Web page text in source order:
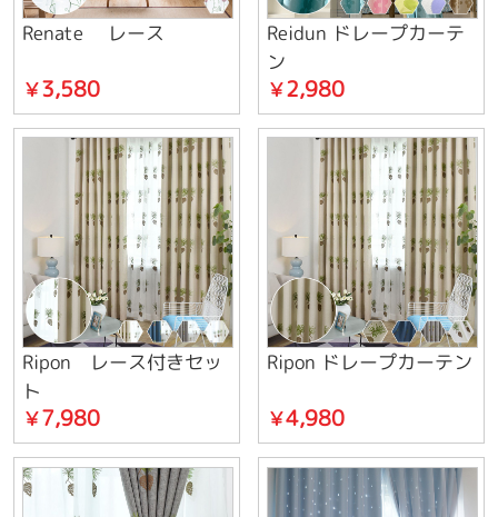
Renate レース
￥3,580
Reidun ドレープカーテ
ン
￥2,980
Ripon レース付きセッ
ト
￥7,980
Ripon ドレープカーテン
￥4,980